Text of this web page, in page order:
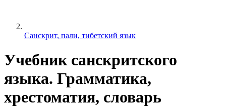
Санскрит, пали, тибетский язык
Учебник санскритского
языка. Грамматика,
хрестоматия, словарь